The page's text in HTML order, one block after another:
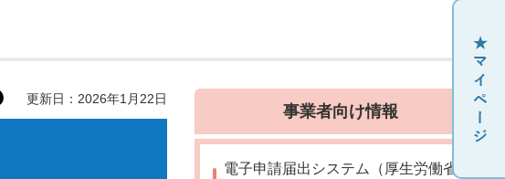
更新日：2026年1月22日
事業者向け情報
電子申請届出システム（厚生労働省